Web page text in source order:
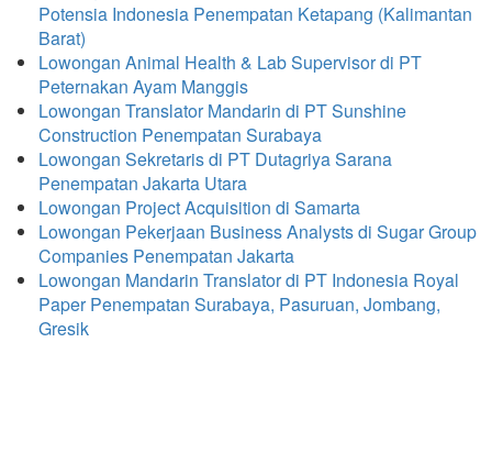
Potensia Indonesia Penempatan Ketapang (Kalimantan
Barat)
Lowongan Animal Health & Lab Supervisor di PT
Peternakan Ayam Manggis
Lowongan Translator Mandarin di PT Sunshine
Construction Penempatan Surabaya
Lowongan Sekretaris di PT Dutagriya Sarana
Penempatan Jakarta Utara
Lowongan Project Acquisition di Samarta
Lowongan Pekerjaan Business Analysts di Sugar Group
Companies Penempatan Jakarta
Lowongan Mandarin Translator di PT Indonesia Royal
Paper Penempatan Surabaya, Pasuruan, Jombang,
Gresik